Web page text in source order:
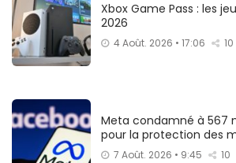
Xbox Game Pass : les
2026
4 Août. 2026 • 17:06 10
Meta condamné à 567
pour la protection des
7 Août. 2026 • 9:45 10